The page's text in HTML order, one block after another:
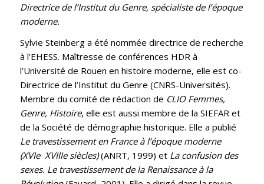
Directrice de l’Institut du Genre, spécialiste de l’époque
moderne.
Sylvie Steinberg a été nommée directrice de recherche
à l’EHESS. Maîtresse de conférences HDR à
l’Université de Rouen en histoire moderne, elle est co-
Directrice de l’Institut du Genre (CNRS-Universités).
Membre du comité de rédaction de CLIO Femmes,
Genre, Histoire, elle est aussi membre de la SIEFAR et
de la Société de démographie historique. Elle a publié
Le travestissement en France à l’époque moderne
(XVIe XVIIIe siècles)(ANRT, 1999) et La confusion des
sexes. Le travestissement de la Renaissance à la